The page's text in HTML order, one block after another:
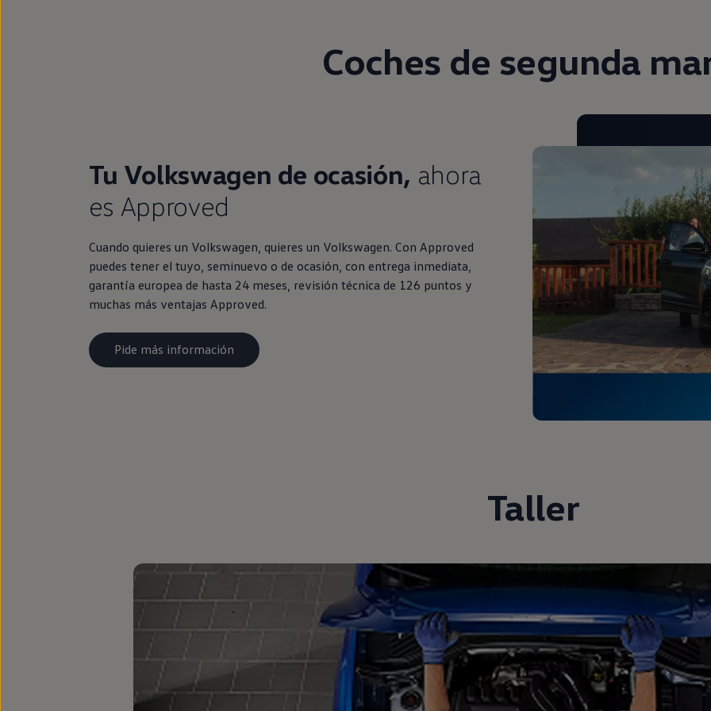
Coches de segunda
Tu Volkswagen de ocasión, ahora
es Approved
Cuando quieres un Volkswagen, quieres un Volkswagen. Con Approved
puedes tener el tuyo, seminuevo o de ocasión, con entrega inmediata,
garantía europea de hasta 24 meses, revisión técnica de 126 puntos y
muchas más ventajas Approved.
Pide más información
Taller